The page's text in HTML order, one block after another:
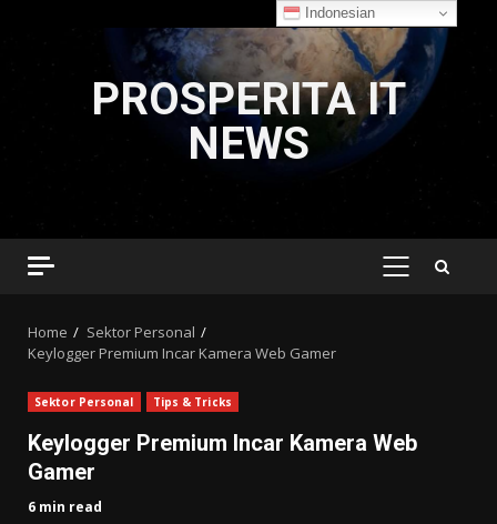
PROSPERITA IT
NEWS
PRIMARY
Home
Sektor Personal
Keylogger Premium Incar Kamera Web Gamer
Sektor Personal Tips & Tricks
Keylogger Premium Incar Kamera Web
Gamer
6 min read
Indonesian